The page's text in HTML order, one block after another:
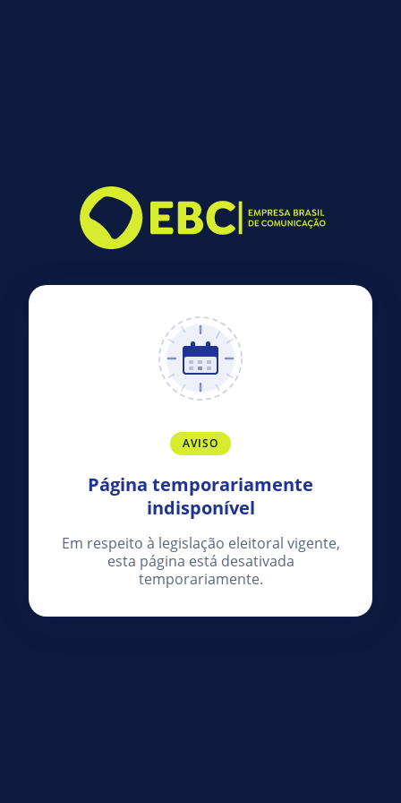
AVISO
Página temporariamente
indisponível
Em respeito à legislação eleitoral vigente,
esta página está desativada
temporariamente.